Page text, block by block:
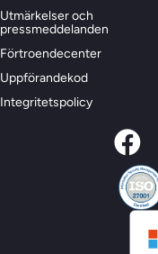
Utmärkelser och
pressmeddelanden
Förtroendecenter
Uppförandekod
Integritetspolicy